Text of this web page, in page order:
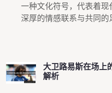
一种文化符号，代表着
深厚的情感联系与共同的
大卫路易斯在场上
解析